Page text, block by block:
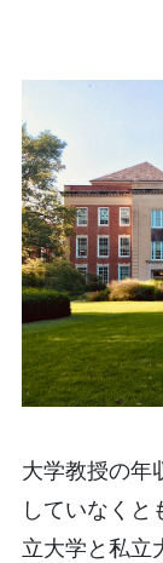
大学教授の年
していなく
立大学と私立